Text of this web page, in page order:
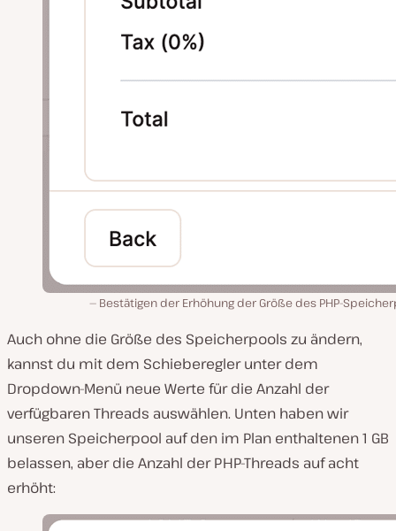
Bestätigen der Erhöhung der Größe des PHP-
Auch ohne die Größe des Speicherpools zu ändern,
kannst du mit dem Schieberegler unter dem
Dropdown-Menü neue Werte für die Anzahl der
verfügbaren Threads auswählen. Unten haben wir
unseren Speicherpool auf den im Plan enthaltenen 1 GB
belassen, aber die Anzahl der PHP-Threads auf acht
erhöht: